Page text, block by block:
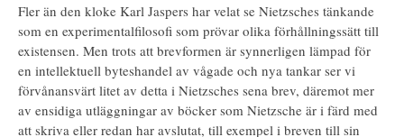
Fler än den kloke Karl Jaspers har velat se Nietzsches tänkande
som en experimentalfilosofi som prövar olika förhållningssätt till
existensen. Men trots att brevformen är synnerligen lämpad för
en intellektuell byteshandel av vågade och nya tankar ser vi
förvånansvärt litet av detta i Nietzsches sena brev, däremot mer
av ensidiga utläggningar av böcker som Nietzsche är i färd med
att skriva eller redan har avslutat, till exempel i breven till sin